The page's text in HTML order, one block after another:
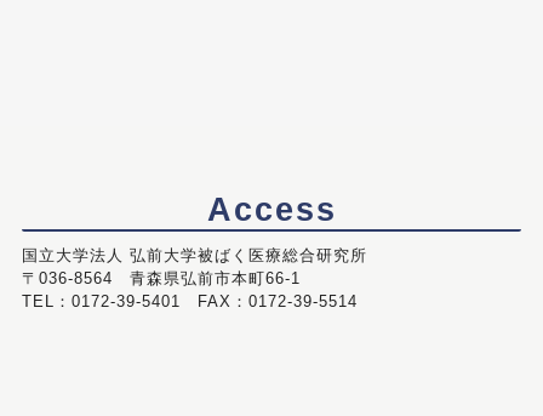
Access
国立大学法人 弘前大学被ばく医療総合研究所
〒036-8564 青森県弘前市本町66-1
TEL：0172-39-5401 FAX：0172-39-5514